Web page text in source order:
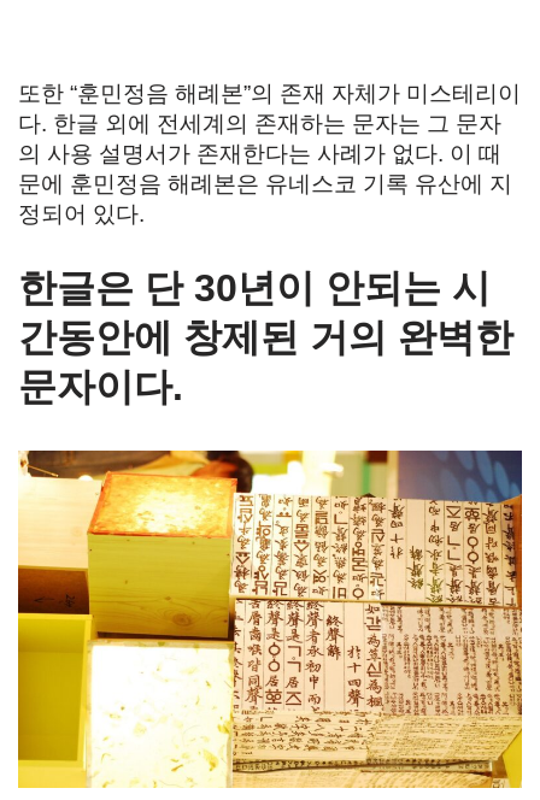
또한 “훈민정음 해례본”의 존재 자체가 미스테리이
다. 한글 외에 전세계의 존재하는 문자는 그 문자
의 사용 설명서가 존재한다는 사례가 없다. 이 때
문에 훈민정음 해례본은 유네스코 기록 유산에 지
정되어 있다.
한글은 단 30년이 안되는 시
간동안에 창제된 거의 완벽한
문자이다.